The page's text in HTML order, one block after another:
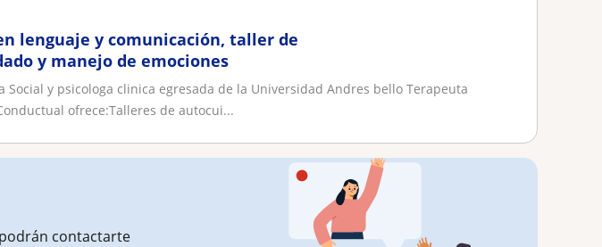
lenguaje y comunicación, taller de
y manejo de emociones
Social y psicologa clinica egresada de la Universidad Andres bello Terapeuta
ofrece:Talleres de autocui...
contactarte